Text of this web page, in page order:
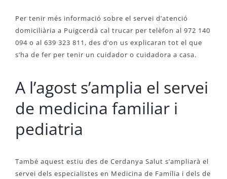
Per tenir més informació sobre el servei d’atenció
domiciliària a Puigcerdà cal trucar per telèfon al 972 140
094 o al 639 323 811, des d’on us explicaran tot el que
s’ha de fer per tenir un cuidador o cuidadora a casa.
A l’agost s’amplia el servei
de medicina familiar i
pediatria
També aquest estiu des de Cerdanya Salut s’ampliarà el
servei dels especialistes en Medicina de Família i dels de